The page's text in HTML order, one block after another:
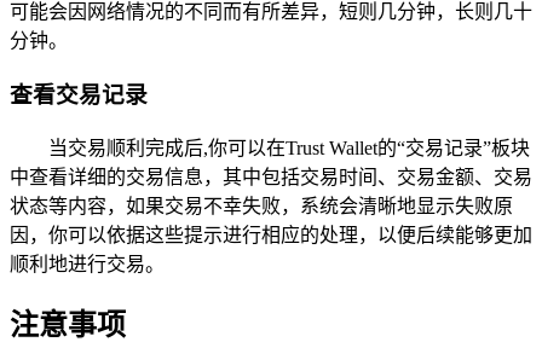
可能会因网络情况的不同而有所差异，短则几分钟，长则几十
分钟。
查看交易记录
当交易顺利完成后,你可以在Trust Wallet的“交易记录”板块
中查看详细的交易信息，其中包括交易时间、交易金额、交易
状态等内容，如果交易不幸失败，系统会清晰地显示失败原
因，你可以依据这些提示进行相应的处理，以便后续能够更加
顺利地进行交易。
注意事项